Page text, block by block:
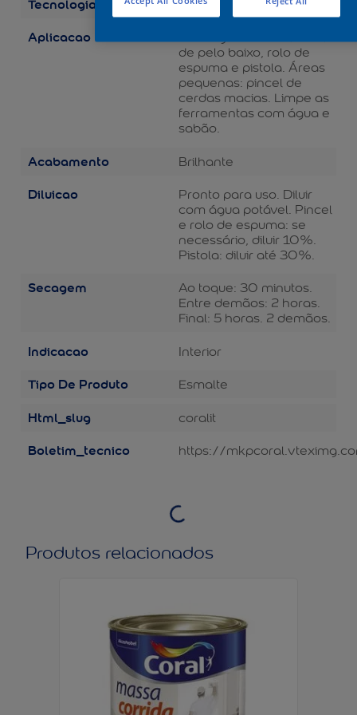
Balance
Aplicacao
de pelo baixo, rolo de
espuma e pistola. Áreas
pequenas: pincel de
cerdas macias. Limpe as
ferramentas com água e
sabão.
Acabamento Brilhante
Diluicao
Pronto para uso. Diluir
com água potável. Pincel
e rolo de espuma: se
necessário, diluir 10%.
Pistola: diluir até 30%.
Secagem
Ao toque: 30 minutos.
Entre demãos: 2 horas.
Final: 5 horas. 2 demãos.
Indicacao Interior
Tipo De Produto Esmalte
Html_slug coralit
Boletim_tecnico https://
Produtos relacionados